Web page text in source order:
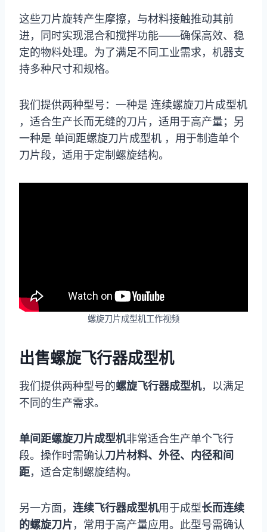
这些刀片旋转产生摩擦，与材料接触推动其前
进，同时实现混合和搅拌功能——确保高效、稳
定的物料处理。为了满足不同工业需求，机器支
持多种尺寸和规格。
我们提供两种型号：一种是 连续螺旋刀片成型机
，适合生产长而无缝的刀片，适用于高产量；另
一种是 单间距螺旋刀片成型机 ，用于制造单个
刀片段，适用于定制螺旋结构。
螺旋刀片成型机工作视频
出售螺旋飞行器成型机
我们提供两种型号的螺旋飞行器成型机，以满足
不同的生产需求。
单间距螺旋刀片成型机非常适合生产单个飞行
段。操作时需确认刀片材料、外径、内径和间
距，适合定制螺旋结构。
另一方面， 连续飞行器成型机用于成型长而连续
的螺旋刀片，常用于高产量应用。此型号需确认